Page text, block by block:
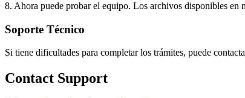
8. Ahora puede probar el equipo. Los archivos disponibles en
Soporte Técnico
Si tiene dificultades para completar los trámites, puede
Contact Support